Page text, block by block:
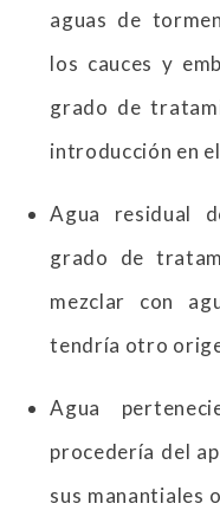
aguas de
los cauces y
grado de
introducción en
Agua residual
grado de
mezclar con
tendría otro
Agua
procedería del
sus manantiales